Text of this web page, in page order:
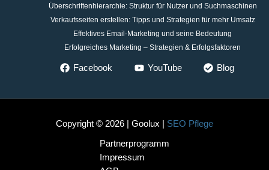
Überschriftenhierarchie: Struktur für Nutzer und Suchmaschinen
Verkaufsseiten erstellen: Tipps und Strategien für mehr Umsatz
Effektives Email-Marketing und seine Bedeutung
Erfolgreiches Marketing – Strategien & Erfolgsfaktoren
Facebook YouTube Blog
Copyright © 2026 | Goolux | SEO Pflege
Partnerprogramm
Impressum